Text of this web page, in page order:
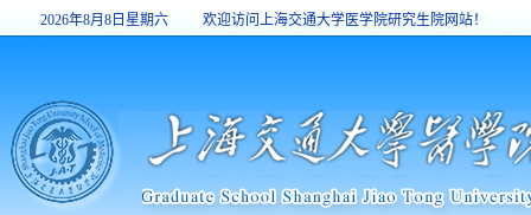
2026年8月8日星期六
13:19:39
欢迎访问上海交通大学医学院研究生院网站！